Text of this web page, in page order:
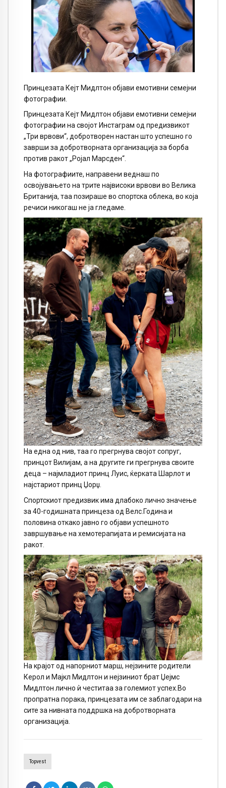
Принцезата Кејт Мидлтон објави емотивни семејни
фотографии.
Принцезата Кејт Мидлтон објави емотивни семејни
фотографии на својот Инстаграм од предизвикот
„Три врвови“, добротворен настан што успешно го
заврши за добротворната организација за борба
против ракот „Ројал Марсден“.
На фотографиите, направени веднаш по
освојувањето на трите највисоки врвови во Велика
Британија, таа позираше во спортска облека, во која
речиси никогаш не ја гледаме.
На една од нив, таа го прегрнува својот сопруг,
принцот Вилијам, а на другите ги прегрнува своите
деца – најмладиот принц Луис, ќерката Шарлот и
најстариот принц Џорџ.
Спортскиот предизвик има длабоко лично значење
за 40-годишната принцеза од Велс.Година и
половина откако јавно го објави успешното
завршување на хемотерапијата и ремисијата на
ракот.
На крајот од напорниот марш, нејзините родители
Керол и Мајкл Мидлтон и нејзиниот брат Џејмс
Мидлтон лично ѝ честитаа за големиот успех.Во
пропратна порака, принцезата им се заблагодари на
сите за нивната поддршка на добротворната
организација.
Topvest